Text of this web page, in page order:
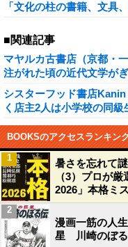
「文化の柱の書籍、文具
■関連記事
マヤルカ古書店（京都・
注がれた頃の近代文学が
シスターフッド書店
く店主2人は小学校の同級
BOOKSのアクセスランキン
暑さを忘れて
（3）プロが
2026」本格ミ
1
漫画一筋の人
星 川崎のぼる
2